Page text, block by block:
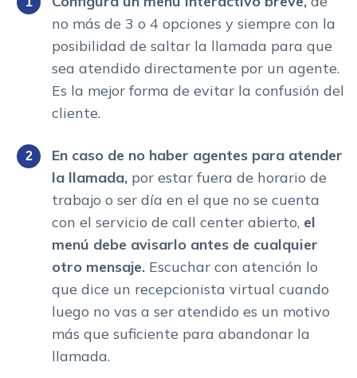
no más de 3 o 4 opciones y siempre con la
posibilidad de saltar la llamada para que
sea atendido directamente por un agente.
Es la mejor forma de evitar la confusión del
cliente.
En caso de no haber agentes para atender
la llamada, por estar fuera de horario de
trabajo o ser día en el que no se cuenta
con el servicio de call center abierto, el
menú debe avisarlo antes de cualquier
otro mensaje. Escuchar con atención lo
que dice un recepcionista virtual cuando
luego no vas a ser atendido es un motivo
más que suficiente para abandonar la
llamada.